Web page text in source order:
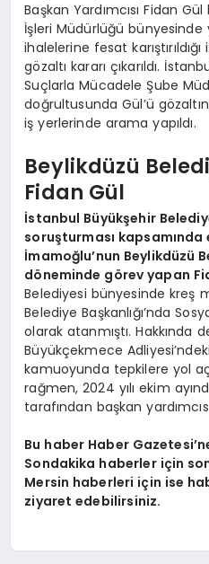
Başkan Yardımcısı Fidan
İşleri Müdürlüğü bünyesinde
ihalelerine fesat
gözaltı kararı çıkarıldı.
Suçlarla Mücadele Şube
doğrultusunda Gül’ü
iş yerlerinde arama yapıldı.
Beylikdüzü
Fidan Gül
İstanbul Büyükşehir
soruşturması kapsamında
İmamoğlu’nun Beylikdüzü
döneminde görev yapan
Belediyesi bünyesinde kreş
Belediye Başkanlığı’nda
olarak atanmıştı. Hakkında
Büyükçekmece
kamuoyunda tepkilere yol
rağmen, 2024 yılı ekim
tarafından başkan
Bu haber Haber
Sondakika haberler için
Mersin haberleri için ise
ziyaret edebilirsiniz.